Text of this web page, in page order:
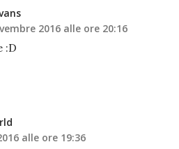
2016 alle ore 20:16
:D
alle ore 19:36